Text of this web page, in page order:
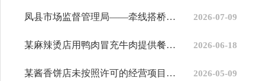
凤县市场监督管理局——牵线搭桥破壁垒 产销对接打通蜂蜜致富路 2026-07-09
某麻辣烫店用鸭肉冒充牛肉提供餐饮服务和入网餐饮服务提供者在网上... 2026-06-18
某酱香饼店未按照许可的经营项目范围从事食品经营案基本案情 2026-05-09